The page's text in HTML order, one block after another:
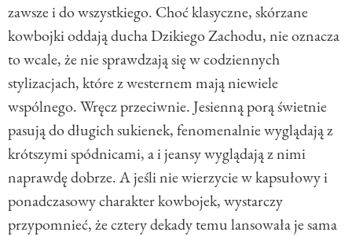
zawsze i do wszystkiego. Choć klasyczne, skórzane
kowbojki oddają ducha Dzikiego Zachodu, nie oznacza
to wcale, że nie sprawdzają się w codziennych
stylizacjach, które z westernem mają niewiele
wspólnego. Wręcz przeciwnie. Jesienną porą świetnie
pasują do długich sukienek, fenomenalnie wyglądają z
krótszymi spódnicami, a i jeansy wyglądają z nimi
naprawdę dobrze. A jeśli nie wierzycie w kapsułowy i
ponadczasowy charakter kowbojek, wystarczy
przypomnieć, że cztery dekady temu lansowała je sama